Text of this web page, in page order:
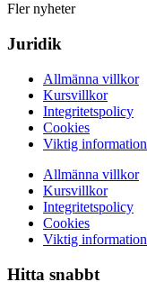
Fler nyheter
Juridik
Allmänna villkor
Kursvillkor
Integritetspolicy
Cookies
Viktig information
Allmänna villkor
Kursvillkor
Integritetspolicy
Cookies
Viktig information
Hitta snabbt